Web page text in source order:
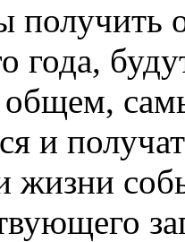
получить
года,
и
жизни